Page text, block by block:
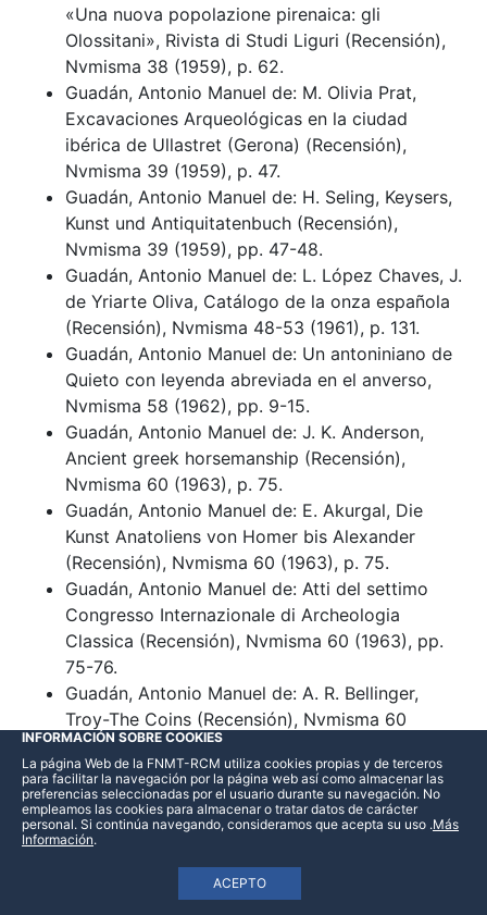
«Una nuova popolazione pirenaica: gli
Olossitani», Rivista di Studi Liguri (Recensión),
Nvmisma 38 (1959), p. 62.
Guadán, Antonio Manuel de: M. Olivia Prat,
Excavaciones Arqueológicas en la ciudad
ibérica de Ullastret (Gerona) (Recensión),
Nvmisma 39 (1959), p. 47.
Guadán, Antonio Manuel de: H. Seling, Keysers,
Kunst und Antiquitatenbuch (Recensión),
Nvmisma 39 (1959), pp. 47-48.
Guadán, Antonio Manuel de: L. López Chaves, J.
de Yriarte Oliva, Catálogo de la onza española
(Recensión), Nvmisma 48-53 (1961), p. 131.
Guadán, Antonio Manuel de: Un antoniniano de
Quieto con leyenda abreviada en el anverso,
Nvmisma 58 (1962), pp. 9-15.
Guadán, Antonio Manuel de: J. K. Anderson,
Ancient greek horsemanship (Recensión),
Nvmisma 60 (1963), p. 75.
Guadán, Antonio Manuel de: E. Akurgal, Die
Kunst Anatoliens von Homer bis Alexander
(Recensión), Nvmisma 60 (1963), p. 75.
Guadán, Antonio Manuel de: Atti del settimo
Congresso Internazionale di Archeologia
Classica (Recensión), Nvmisma 60 (1963), pp.
75-76.
Guadán, Antonio Manuel de: A. R. Bellinger,
Troy-The Coins (Recensión), Nvmisma 60
(1963), p. 76.
Guadán, Antonio Manuel de: Congresso
Internazionale di Numismatica. Vol. I. Relazioni
(Recensión), Nvmisma 60 (1963), pp. 76-77.
Guadán, Antonio Manuel de: J. Mercadé, Roma
Amor (Recensión), Nvmisma 60 (1963), p. 78.
Guadán, Antonio Manuel de: L. Kadman, The
INFORMACIÓN SOBRE COOKIES
La página Web de la FNMT-RCM utiliza cookies propias y de terceros
para facilitar la navegación por la página web así como almacenar las
preferencias seleccionadas por el usuario durante su navegación. No
empleamos las cookies para almacenar o tratar datos de carácter
personal. Si continúa navegando, consideramos que acepta su uso
ACEPTO
.Más
Información.